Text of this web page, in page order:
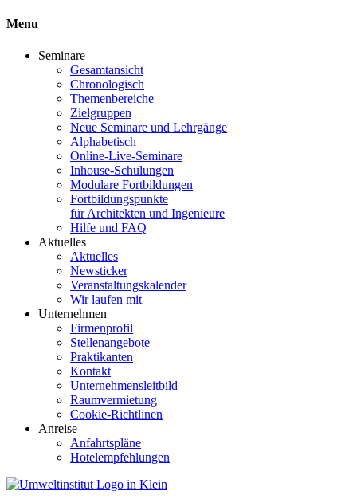
Menu
Seminare
Gesamtansicht
Chronologisch
Themenbereiche
Zielgruppen
Neue Seminare und Lehrgänge
Alphabetisch
Online-Live-Seminare
Inhouse-Schulungen
Modulare Fortbildungen
Fortbildungspunkte
für Architekten und Ingenieure
Hilfe und FAQ
Aktuelles
Aktuelles
Newsticker
Veranstaltungskalender
Wir laufen mit
Unternehmen
Firmenprofil
Stellenangebote
Praktikanten
Kontakt
Unternehmensleitbild
Raumvermietung
Cookie-Richtlinen
Anreise
Anfahrtspläne
Hotelempfehlungen